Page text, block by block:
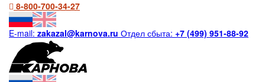
8-800-700-34-27
E-mail: zakazal@karnova.ru Отдел сбыта: +7 (499) 951-88-92